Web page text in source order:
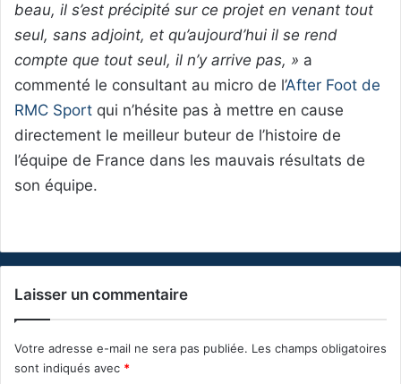
beau, il s’est précipité sur ce projet en venant tout
seul, sans adjoint, et qu’aujourd’hui il se rend
compte que tout seul, il n’y arrive pas, » a
commenté le consultant au micro de l’After Foot de
RMC Sport qui n’hésite pas à mettre en cause
directement le meilleur buteur de l’histoire de
l’équipe de France dans les mauvais résultats de
son équipe.
Laisser un commentaire
Votre adresse e-mail ne sera pas publiée. Les champs obligatoires
sont indiqués avec *